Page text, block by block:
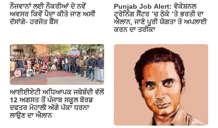
ਨੌਜਵਾਨਾਂ ਲਈ ਨੌਕਰੀਆਂ ਦੇ ਨਵੇਂ
ਅਵਸਰ ਕਿਵੇਂ ਪੈਦਾ ਕੀਤੇ ਜਾਣ ਅਸੀਂ
ਦੱਸਾਂਗੇ- ਹਰਜੋਤ ਬੈਂਸ
Punjab Job Alert: ਵੋਕੇਸ਼ਨਲ
ਟ੍ਰੇਨਿੰਗ ਸੈਂਟਰ ‘ਚ ਠੇਕੇ ‘ਤੇ ਭਰਤੀ ਦਾ
ਐਲਾਨ, ਜਾਣੋ ਪੂਰੀ ਯੋਗਤਾ ਤੇ ਅਪਲਾਈ
ਕਰਨ ਦਾ ਤਰੀਕਾ
ਆਈਈਏਟੀ ਅਧਿਆਪਕ ਜਥੇਬੰਦੀ ਵੱਲੋਂ
12 ਅਗਸਤ ਤੋਂ ਪੰਜਾਬ ਸਕੂਲ ਬੋਰਡ
ਦਫਤਰ ਮੋਹਾਲੀ ਅੱਗੇ ਪੱਕਾ ਧਰਨਾ
ਲਾਉਣ ਦਾ ਐਲਾਨ